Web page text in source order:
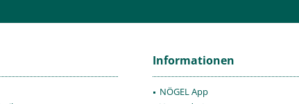
Informationen
NÖGEL App